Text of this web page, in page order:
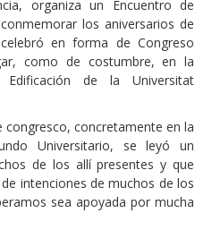
organiza un Encuentro de
los aniversarios de
en forma de Congreso
como de costumbre, en la
de la Universitat
congresco, concretamente en la
Universitario, se leyó un
de los allí presentes y que
intenciones de muchos de los
sea apoyada por mucha